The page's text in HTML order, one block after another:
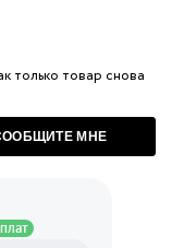
только товар снова
МНЕ